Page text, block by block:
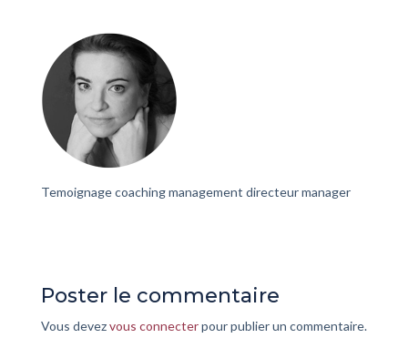
Temoignage coaching management directeur manager
Poster le commentaire
Vous devezvous connecterpour publier un commentaire.